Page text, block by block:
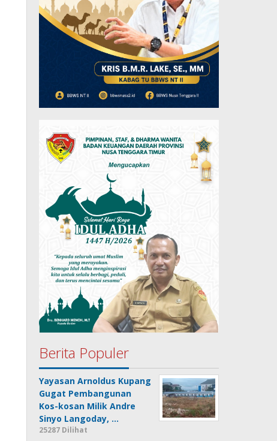
Berita Populer
Yayasan Arnoldus Kupang
Gugat Pembangunan
Kos-kosan Milik Andre
Sinyo Langoday, …
25287 Dilihat